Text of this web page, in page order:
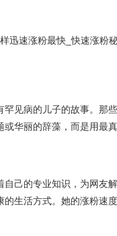
见病的儿子的故事。那
华丽的辞藻，而是用最
己的专业知识，为网友
生活方式。她的涨粉速度